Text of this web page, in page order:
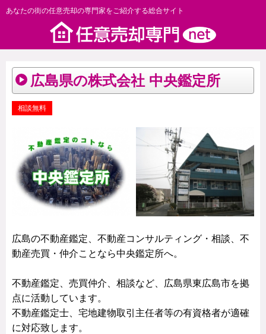
あなたの街の任意売却の専門家をご紹介する総合サイト
広島県の株式会社 中央鑑定所
相談無料
広島の不動産鑑定、不動産コンサルティング・相談、不
動産売買・仲介ことなら中央鑑定所へ。
不動産鑑定、売買仲介、相談など、広島県東広島市を拠
点に活動しています。
不動産鑑定士、宅地建物取引主任者等の有資格者が適確
に対応致します。